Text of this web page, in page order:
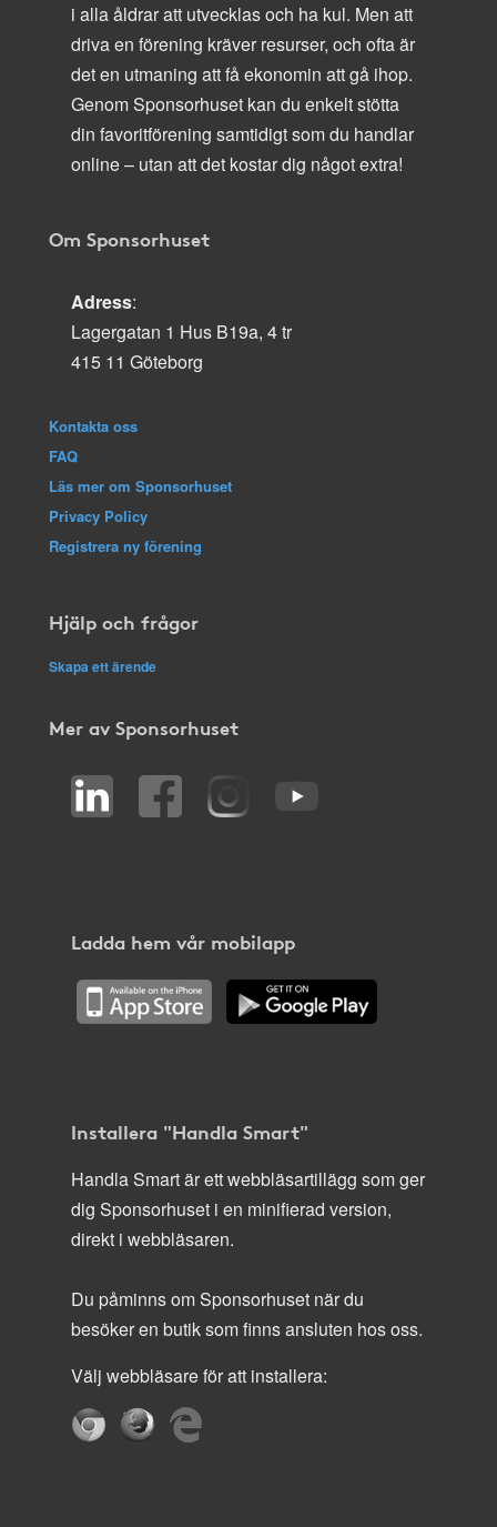
i alla åldrar att utvecklas och ha kul. Men att
driva en förening kräver resurser, och ofta är
det en utmaning att få ekonomin att gå ihop.
Genom Sponsorhuset kan du enkelt stötta
din favoritförening samtidigt som du handlar
online – utan att det kostar dig något extra!
Om Sponsorhuset
Adress:
Lagergatan 1 Hus B19a, 4 tr
415 11 Göteborg
Kontakta oss
FAQ
Läs mer om Sponsorhuset
Privacy Policy
Registrera ny förening
Hjälp och frågor
Skapa ett ärende
Mer av Sponsorhuset
Ladda hem vår mobilapp
Installera "Handla Smart"
Handla Smart är ett webbläsartillägg som ger
dig Sponsorhuset i en minifierad version,
direkt i webbläsaren.
Du påminns om Sponsorhuset när du
besöker en butik som finns ansluten hos oss.
Välj webbläsare för att installera: